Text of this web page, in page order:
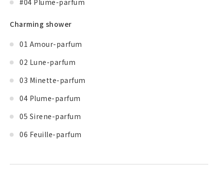
Charming shower
01 Amour-parfum
02 Lune-parfum
03 Minette-parfum
04 Plume-parfum
05 Sirene-parfum
06 Feuille-parfum